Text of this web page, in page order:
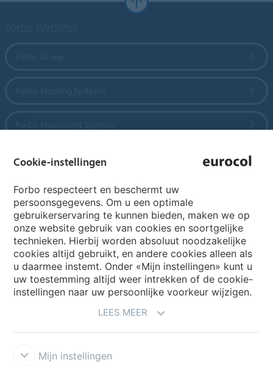
Choose your country
My Forbo
Archief webinars
Archief webinars architecten
Cookie-instellingen
Forbo respecteert en beschermt uw
persoonsgegevens. Om u een optimale
gebruikerservaring te kunnen bieden, maken we op
onze website gebruik van cookies en soortgelijke
technieken. Hierbij worden absoluut noodzakelijke
cookies altijd gebruikt, en andere cookies alleen als
u daarmee instemt. Onder «Mijn instellingen» kunt u
uw toestemming altijd weer intrekken of de cookie-
instellingen naar uw persoonlijke voorkeur wijzigen.
LEES MEER
Mijn instellingen